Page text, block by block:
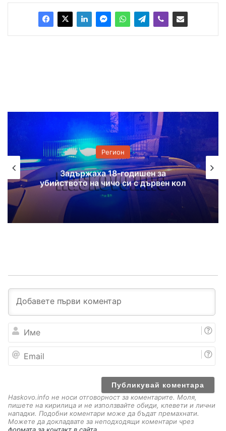
Регион
18-годишен за
на чичо си с дървен кол
Два
е
E
a
Haskovo.info не носи отговорност за коментарите. Моля,
пишете на кирилица и не използвайте обиди, клевети и лични
нападки. Подобни коментари може да бъдат премахнати.
Можете да докладвате за неподходящи коментари чрез